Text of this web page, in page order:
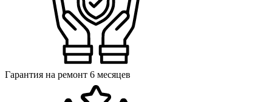
Гарантия на ремонт 6 месяцев